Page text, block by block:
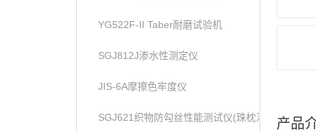
YG522F-II Taber耐磨试验机
SGJ812J渗水性测定仪
JIS-6A摩擦色牢度仪
SGJ621织物防勾丝性能测试仪(珠枕法) 产品